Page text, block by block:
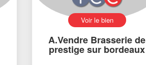
Voir le bien
A.Vendre Brasserie de
prestige sur bordeaux